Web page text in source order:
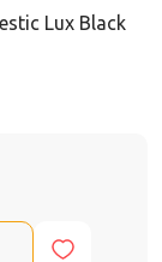
Lux Black